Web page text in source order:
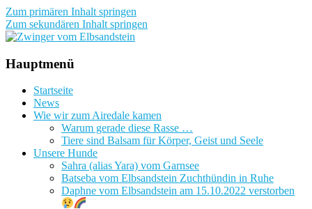
Zum primären Inhalt springen
Zum sekundären Inhalt springen
Zwinger vom Elbsandstein
Hauptmenü
Startseite
News
Wie wir zum Airedale kamen
Warum gerade diese Rasse …
Tiere sind Balsam für Körper, Geist und Seele
Unsere Hunde
Sahra (alias Yara) vom Garnsee
Batseba vom Elbsandstein Zuchthündin in Ruhe
Daphne vom Elbsandstein am 15.10.2022 verstorben